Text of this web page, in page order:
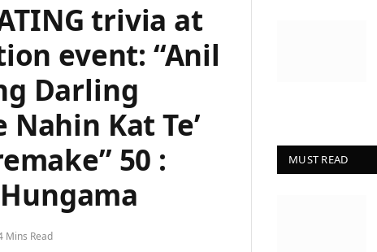
trivia at
event: “Anil
Darling
Kat Te’
50 :
Mins Read
MUST READ